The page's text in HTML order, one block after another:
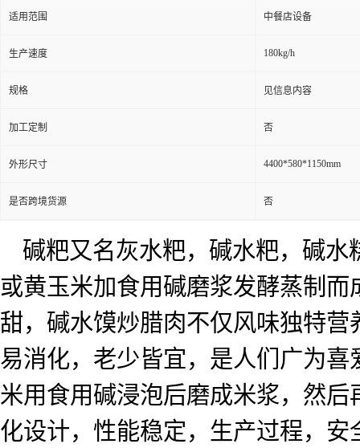
适用范围 中餐店设备
生产速度 180kg/h
规格 见信息内容
加工定制 否
外形尺寸 4400*580*1150mm
是否跨境货源 否
碱粑又名灰水粑，碱水粑，碱
或黄玉米加食用碱磨浆发酵蒸制
甜，碱水馍炒腊肉不仅风味独特
易消化，老少皆宜，是人们广为
米用食用碱浸泡后磨成米浆，然
化设计，性能稳定，生产过程，